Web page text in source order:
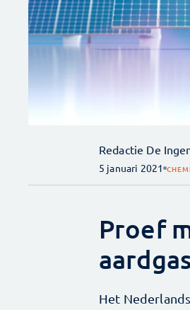
Redactie De
5 januari 2021
Proef
Het